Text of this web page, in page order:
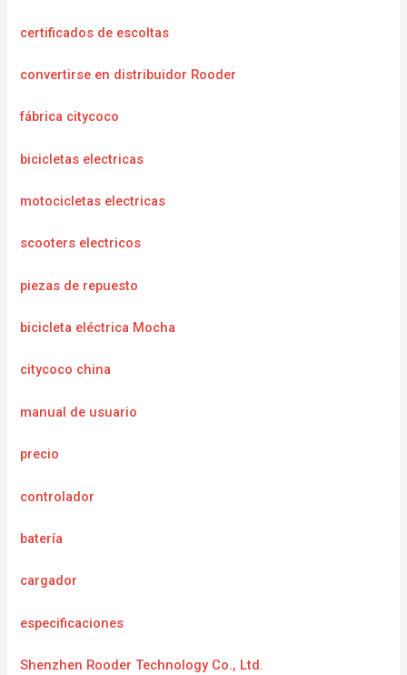
certificados de escoltas
convertirse en distribuidor Rooder
fábrica citycoco
bicicletas electricas
motocicletas electricas
scooters electricos
piezas de repuesto
bicicleta eléctrica Mocha
citycoco china
manual de usuario
precio
controlador
batería
cargador
especificaciones
Shenzhen Rooder Technology Co., Ltd.